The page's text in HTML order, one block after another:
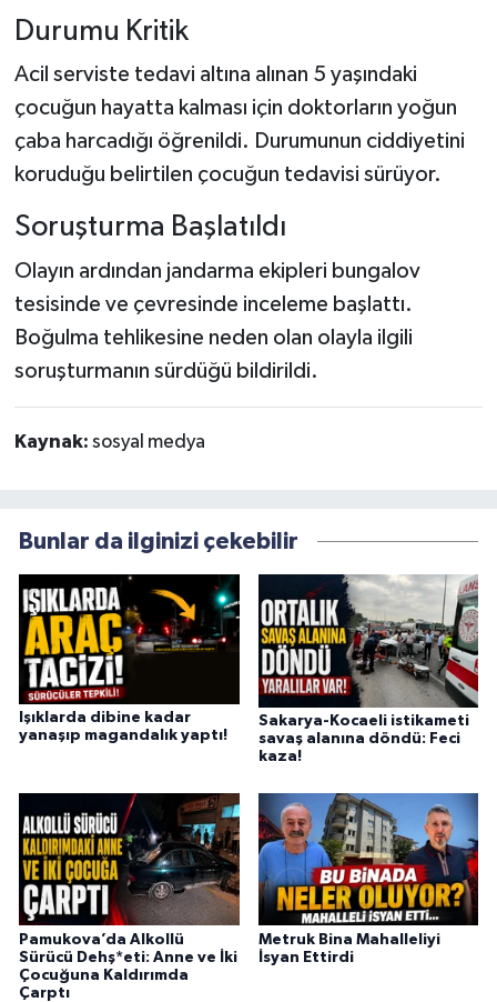
Durumu Kritik
Acil serviste tedavi altına alınan 5 yaşındaki
çocuğun hayatta kalması için doktorların yoğun
çaba harcadığı öğrenildi. Durumunun ciddiyetini
koruduğu belirtilen çocuğun tedavisi sürüyor.
Soruşturma Başlatıldı
Olayın ardından jandarma ekipleri bungalov
tesisinde ve çevresinde inceleme başlattı.
Boğulma tehlikesine neden olan olayla ilgili
soruşturmanın sürdüğü bildirildi.
Kaynak: sosyal medya
Bunlar da ilginizi çekebilir
Işıklarda dibine kadar
yanaşıp magandalık yaptı!
Sakarya-Kocaeli istikameti
savaş alanına döndü: Feci
kaza!
Pamukova’da Alkollü
Sürücü Dehş*eti: Anne ve İki
Çocuğuna Kaldırımda
Çarptı
Metruk Bina Mahalleliyi
İsyan Ettirdi